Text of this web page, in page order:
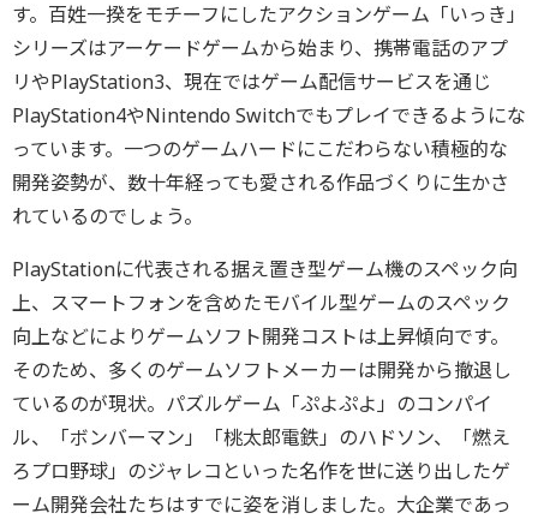
す。百姓一揆をモチーフにしたアクションゲーム「いっき」
シリーズはアーケードゲームから始まり、携帯電話のアプ
リやPlayStation3、現在ではゲーム配信サービスを通じ
PlayStation4やNintendo Switchでもプレイできるようにな
っています。一つのゲームハードにこだわらない積極的な
開発姿勢が、数十年経っても愛される作品づくりに生かさ
れているのでしょう。
PlayStationに代表される据え置き型ゲーム機のスペック向
上、スマートフォンを含めたモバイル型ゲームのスペック
向上などによりゲームソフト開発コストは上昇傾向です。
そのため、多くのゲームソフトメーカーは開発から撤退し
ているのが現状。パズルゲーム「ぷよぷよ」のコンパイ
ル、「ボンバーマン」「桃太郎電鉄」のハドソン、「燃え
ろプロ野球」のジャレコといった名作を世に送り出したゲ
ーム開発会社たちはすでに姿を消しました。大企業であっ